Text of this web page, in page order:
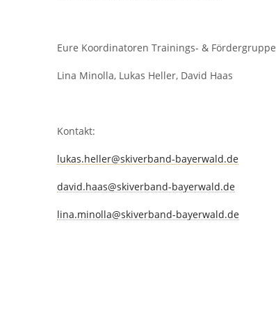
Eure Koordinatoren Trainings- & Fördergruppe
Lina Minolla, Lukas Heller, David Haas
Kontakt:
lukas.heller@skiverband-bayerwald.de
david.haas@skiverband-bayerwald.de
lina.minolla@skiverband-bayerwald.de